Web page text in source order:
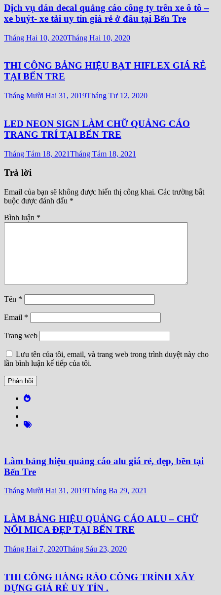
Dịch vụ dán decal quảng cáo công ty trên xe ô tô –
xe buýt- xe tải uy tín giá rẻ ở đâu tại Bến Tre
Tháng Hai 10, 2020Tháng Hai 10, 2020
THI CÔNG BẢNG HIỆU BẠT HIFLEX GIÁ RẺ
TẠI BẾN TRE
Tháng Mười Hai 31, 2019Tháng Tư 12, 2020
LED NEON SIGN LÀM CHỮ QUẢNG CÁO
TRANG TRÍ TẠI BẾN TRE
Tháng Tám 18, 2021Tháng Tám 18, 2021
Trả lời
Email của bạn sẽ không được hiển thị công khai. Các trường bắt
buộc được đánh dấu *
Bình luận *
Tên *
Email *
Trang web
Lưu tên của tôi, email, và trang web trong trình duyệt này cho
lần bình luận kế tiếp của tôi.
Làm bảng hiệu quảng cáo alu giá rẻ, đẹp, bền tại
Bến Tre
Tháng Mười Hai 31, 2019Tháng Ba 29, 2021
LÀM BẢNG HIỆU QUẢNG CÁO ALU – CHỮ
NỔI MICA ĐẸP TẠI BẾN TRE
Tháng Hai 7, 2020Tháng Sáu 23, 2020
THI CÔNG HÀNG RÀO CÔNG TRÌNH XÂY
DỰNG GIÁ RẺ UY TÍN .